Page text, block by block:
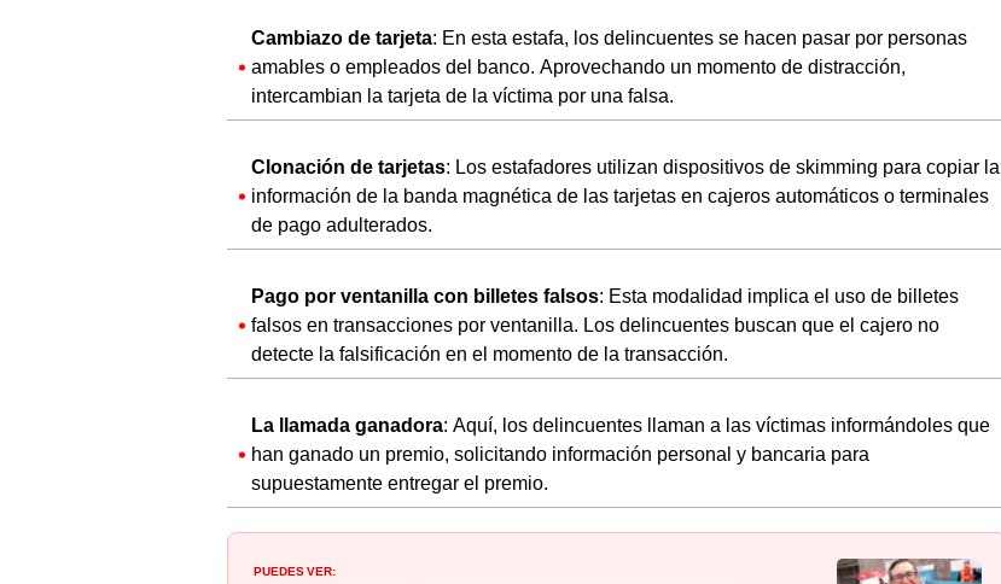
Cambiazo de tarjeta: En esta estafa, los delincuentes se hacen pasar por personas
amables o empleados del banco. Aprovechando un momento de distracción,
intercambian la tarjeta de la víctima por una falsa.
Clonación de tarjetas: Los estafadores utilizan dispositivos de skimming para copiar la
información de la banda magnética de las tarjetas en cajeros automáticos o terminales
de pago adulterados.
Pago por ventanilla con billetes falsos: Esta modalidad implica el uso de billetes
falsos en transacciones por ventanilla. Los delincuentes buscan que el cajero no
detecte la falsificación en el momento de la transacción.
La llamada ganadora: Aquí, los delincuentes llaman a las víctimas informándoles que
han ganado un premio, solicitando información personal y bancaria para
supuestamente entregar el premio.
PUEDES VER: